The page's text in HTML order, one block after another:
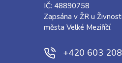
IČ: 48890758
Zapsána v ŽR u
města Velké Meziříčí.
+420 603